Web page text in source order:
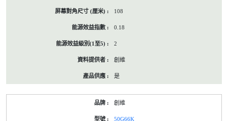
108
0.18
2
創維
是
創維
50G66K